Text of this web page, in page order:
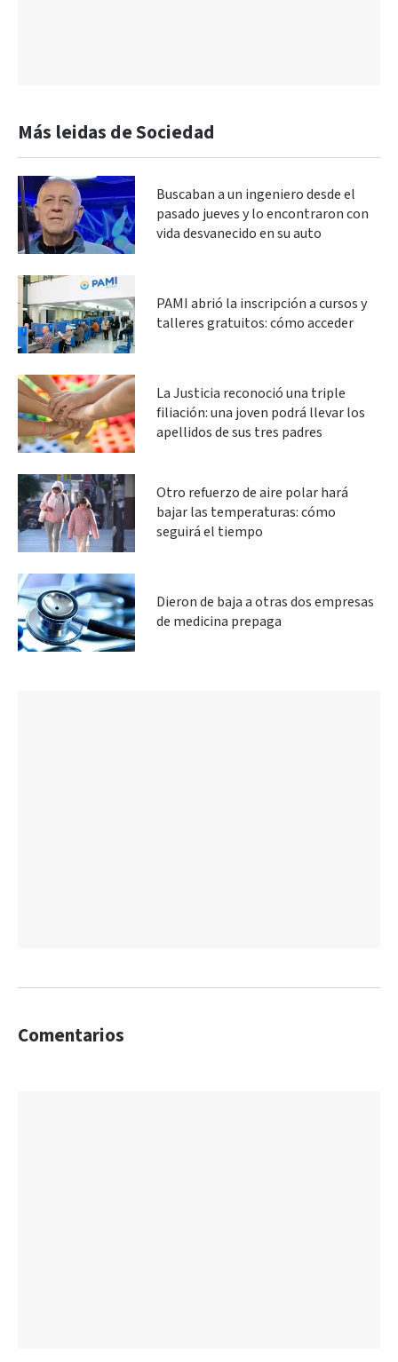
Más leidas de Sociedad
Buscaban a un ingeniero desde el
pasado jueves y lo encontraron con
vida desvanecido en su auto
PAMI abrió la inscripción a cursos y
talleres gratuitos: cómo acceder
La Justicia reconoció una triple
filiación: una joven podrá llevar los
apellidos de sus tres padres
Otro refuerzo de aire polar hará
bajar las temperaturas: cómo
seguirá el tiempo
Dieron de baja a otras dos empresas
de medicina prepaga
Comentarios